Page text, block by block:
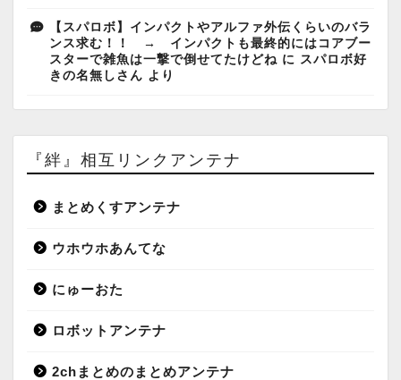
【スパロボ】インパクトやアルファ外伝くらいのバラ
ンス求む！！ → インパクトも最終的にはコアブー
スターで雑魚は一撃で倒せてたけどね に スパロボ好
きの名無しさん より
『絆』相互リンクアンテナ
まとめくすアンテナ
ウホウホあんてな
にゅーおた
ロボットアンテナ
2chまとめのまとめアンテナ